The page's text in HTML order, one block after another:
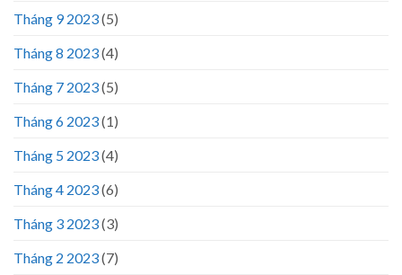
Tháng 9 2023(5)
Tháng 8 2023(4)
Tháng 7 2023(5)
Tháng 6 2023(1)
Tháng 5 2023(4)
Tháng 4 2023(6)
Tháng 3 2023(3)
Tháng 2 2023(7)